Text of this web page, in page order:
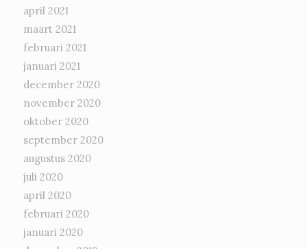
april 2021
maart 2021
februari 2021
januari 2021
december 2020
november 2020
oktober 2020
september 2020
augustus 2020
juli 2020
april 2020
februari 2020
januari 2020